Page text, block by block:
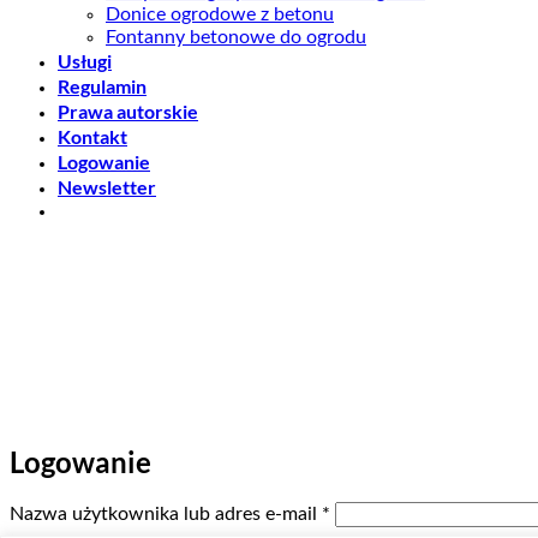
Donice ogrodowe z betonu
Fontanny betonowe do ogrodu
Usługi
Regulamin
Prawa autorskie
Kontakt
Logowanie
Newsletter
Logowanie
Nazwa użytkownika lub adres e-mail *